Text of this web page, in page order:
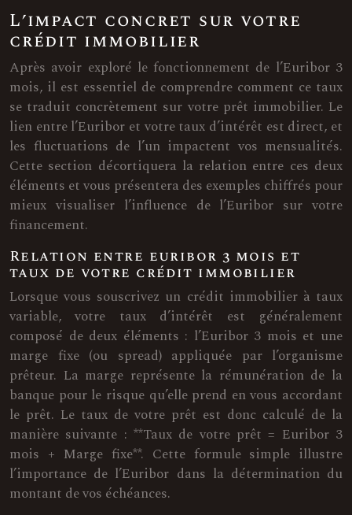
L’impact concret sur votre
crédit immobilier
Après avoir exploré le fonctionnement de l’Euribor 3
mois, il est essentiel de comprendre comment ce taux
se traduit concrètement sur votre prêt immobilier. Le
lien entre l’Euribor et votre taux d’intérêt est direct, et
les fluctuations de l’un impactent vos mensualités.
Cette section décortiquera la relation entre ces deux
éléments et vous présentera des exemples chiffrés pour
mieux visualiser l’influence de l’Euribor sur votre
financement.
Relation entre euribor 3 mois et
taux de votre crédit immobilier
Lorsque vous souscrivez un crédit immobilier à taux
variable, votre taux d’intérêt est généralement
composé de deux éléments : l’Euribor 3 mois et une
marge fixe (ou spread) appliquée par l’organisme
prêteur. La marge représente la rémunération de la
banque pour le risque qu’elle prend en vous accordant
le prêt. Le taux de votre prêt est donc calculé de la
manière suivante : **Taux de votre prêt = Euribor 3
mois + Marge fixe**. Cette formule simple illustre
l’importance de l’Euribor dans la détermination du
montant de vos échéances.